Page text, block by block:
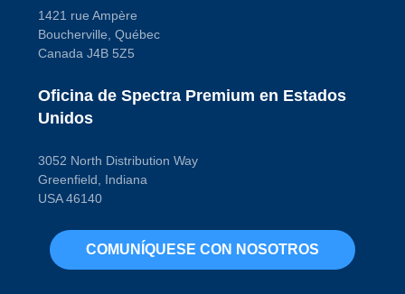
1421 rue Ampère
Boucherville, Québec
Canada J4B 5Z5
Oficina de Spectra Premium en Estados
Unidos
3052 North Distribution Way
Greenfield, Indiana
USA 46140
COMUNÍQUESE CON NOSOTROS